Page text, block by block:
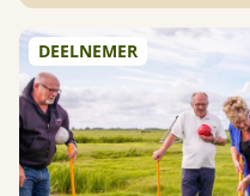
DEELNEMER